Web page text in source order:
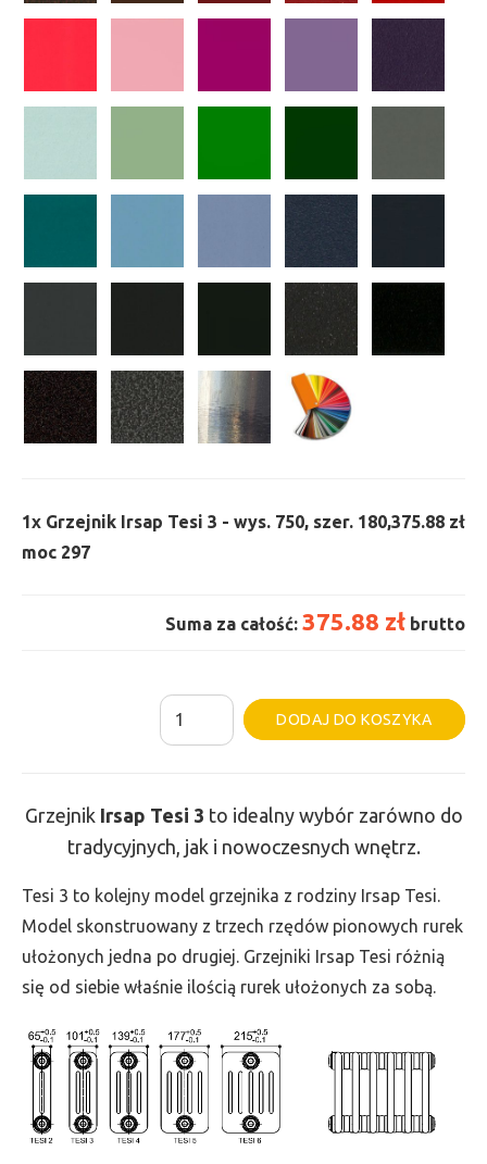
1x Grzejnik Irsap Tesi 3 - wys. 750, szer. 180,
moc 297
375.88 zł
Suma za całość: 375.88 zł brutto
ilość
Grzejnik
-
wys.
750,
szer.
180,
297
DODAJ DO KOSZYKA
Grzejnik Irsap Tesi 3 to idealny wybór zarówno do
tradycyjnych, jak i nowoczesnych wnętrz.
Tesi 3 to kolejny model grzejnika z rodziny Irsap Tesi.
Model skonstruowany z trzech rzędów pionowych rurek
ułożonych jedna po drugiej. Grzejniki Irsap Tesi różnią
się od siebie właśnie ilością rurek ułożonych za sobą.